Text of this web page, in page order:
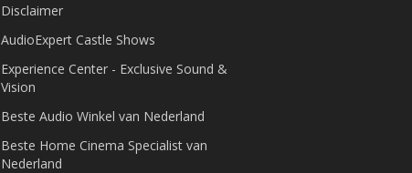
Disclaimer
AudioExpert Castle Shows
Experience Center - Exclusive Sound &
Vision
Beste Audio Winkel van Nederland
Beste Home Cinema Specialist van
Nederland